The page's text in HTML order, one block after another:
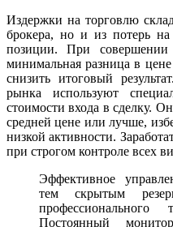
Издержки на торговлю
брокера, но и из потерь
позиции. При совершении
минимальная разница в
снизить итоговый
рынка используют
стоимости входа в сделку.
средней цене или лучше,
низкой активности.
при строгом контроле всех
Эффективное
тем скрытым
Постоянный